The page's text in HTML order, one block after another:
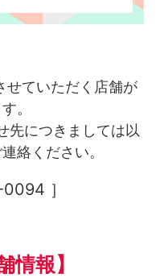
せていただく店舗が
。
先につきましては以
絡ください。
］
情報】